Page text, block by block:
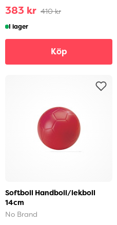
383 kr 410 kr
I lager
Köp
Softboll Handboll/lekboll
14cm
No Brand